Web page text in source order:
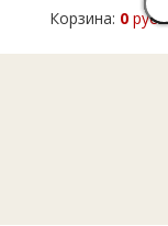
Корзина: 0 руб.